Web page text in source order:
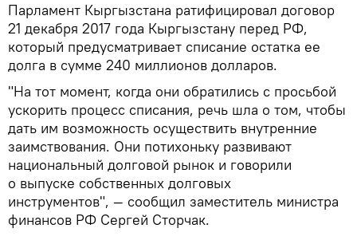
Парламент Кыргызстана ратифицировал договор
21 декабря 2017 года Кыргызстану перед РФ,
который предусматривает списание остатка ее
долга в сумме 240 миллионов долларов.
"На тот момент, когда они обратились с просьбой
ускорить процесс списания, речь шла о том, чтобы
дать им возможность осуществить внутренние
заимствования. Они потихоньку развивают
национальный долговой рынок и говорили
о выпуске собственных долговых
инструментов", — сообщил заместитель министра
финансов РФ Сергей Сторчак.